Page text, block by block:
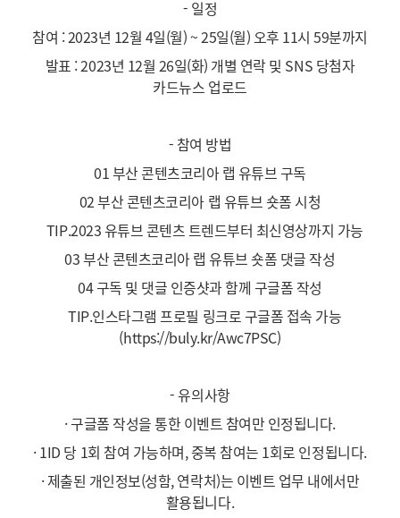
- 일정
참여 : 2023년 12월 4일(월) ~ 25일(월) 오후 11시 59분까지
발표 : 2023년 12월 26일(화) 개별 연락 및 SNS 당첨자
카드뉴스 업로드
- 참여 방법
01 부산 콘텐츠코리아 랩 유튜브 구독
02 부산 콘텐츠코리아 랩 유튜브 숏폼 시청
TIP.2023 유튜브 콘텐츠 트렌드부터 최신영상까지 가능
03 부산 콘텐츠코리아 랩 유튜브 숏폼 댓글 작성
04 구독 및 댓글 인증샷과 함께 구글폼 작성
TIP.인스타그램 프로필 링크로 구글폼 접속 가능
(https://buly.kr/Awc7PSC)
- 유의사항
· 구글폼 작성을 통한 이벤트 참여만 인정됩니다.
· 1ID 당 1회 참여 가능하며, 중복 참여는 1회로 인정됩니다.
· 제출된 개인정보(성함, 연락처)는 이벤트 업무 내에서만
활용됩니다.